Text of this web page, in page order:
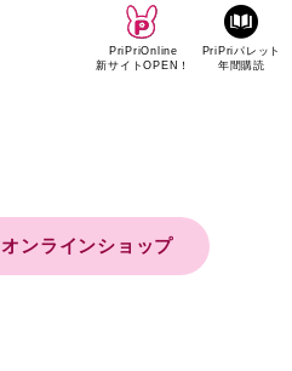
PriPriOnline
新サイトOPEN！
PriPriパレット
年間購読
オンラインショップ